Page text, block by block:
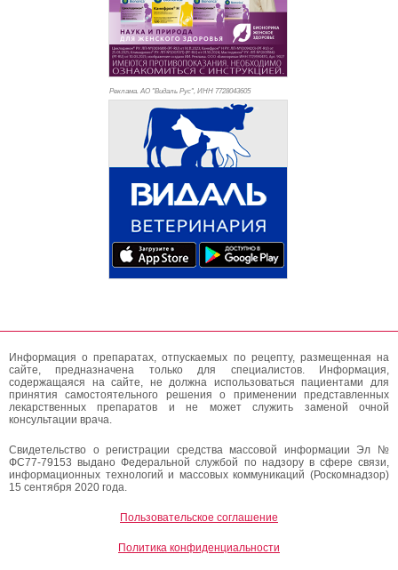
Реклама. АО "Видаль Рус", ИНН 7728043605
Информация о препаратах, отпускаемых по рецепту, размещенная на
сайте, предназначена только для специалистов. Информация,
содержащаяся на сайте, не должна использоваться пациентами для
принятия самостоятельного решения о применении представленных
лекарственных препаратов и не может служить заменой очной
консультации врача.
Свидетельство о регистрации средства массовой информации Эл №
ФС77-79153 выдано Федеральной службой по надзору в сфере связи,
информационных технологий и массовых коммуникаций (Роскомнадзор)
15 сентября 2020 года.
Пользовательское соглашение
Политика конфиденциальности